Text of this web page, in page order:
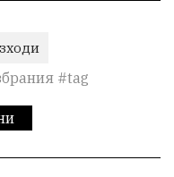
#tag